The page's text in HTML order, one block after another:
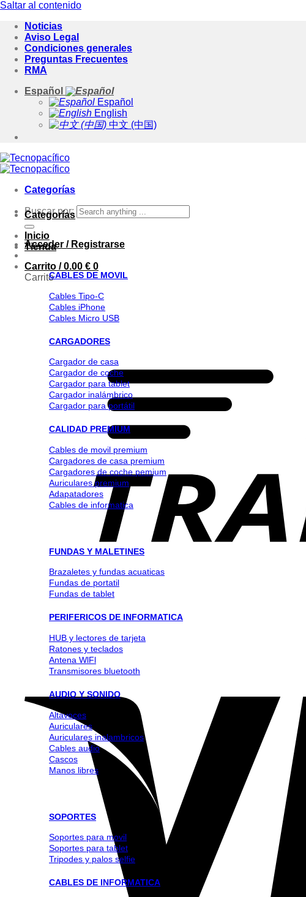
Saltar al contenido
Noticias
Aviso Legal
Condiciones generales
Preguntas Frecuentes
RMA
Español
Español
English
中文 (中国)
Categorías
Buscar por:
Acceder / Registrarse
Carrito /0.00 € 0
Carrito
Categorías
Inicio
Tienda
CABLES DE MOVIL
Cables Tipo-C
Cables iPhone
Cables Micro USB
CARGADORES
Cargador de casa
Cargador de coche
Cargador para tablet
Cargador inalámbrico
Cargador para portátil
CALIDAD PREMIUM
Cables de movil premium
Cargadores de casa premium
Cargadores de coche pemium
Auriculares premium
Adapatadores
Cables de informatica
FUNDAS Y MALETINES
Brazaletes y fundas acuaticas
Fundas de portatil
Fundas de tablet
PERIFERICOS DE INFORMATICA
HUB y lectores de tarjeta
Ratones y teclados
Antena WlFl
Transmisores bluetooth
AUDIO Y SONIDO
Altavoces
Auriculares
Auriculares inalambricos
Cables audio
Cascos
Manos libres
SOPORTES
Soportes para movil
Soportes para tablet
Tripodes y palos selfie
CABLES DE INFORMATICA